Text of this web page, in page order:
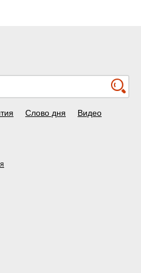
Слово дня Видео